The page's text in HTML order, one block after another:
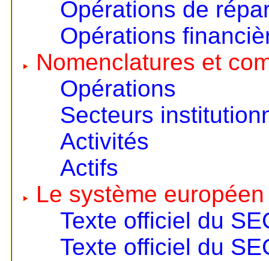
Opérations de
Opérations
Nomenclatures et
Opérations
Secteurs
Activités
Actifs
Le système
Texte officiel du
Texte officiel du